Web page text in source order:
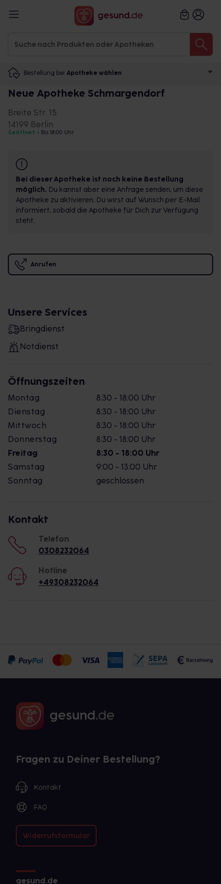
Bestellung bei Apotheke wählen
Neue Apotheke Schmargendorf
Breite Str. 15
14199 Berlin
Geöffnet • Bis 18:00 Uhr
Bei dieser Apotheke ist noch keine Bestellung
möglich. Du kannst aber eine Anfrage senden, um diese
Apotheke zu aktivieren. Du wirst auf Wunsch per E-Mail
informiert, sobald die Apotheke für Dich zur Verfügung
steht.
Anrufen
Unsere Services
Bringdienst
Notdienst
Öffnungszeiten
Montag
8:30 - 18:00 Uhr
Dienstag
8:30 - 18:00 Uhr
Mittwoch
8:30 - 18:00 Uhr
Donnerstag
8:30 - 18:00 Uhr
Freitag
8:30 - 18:00 Uhr
Samstag
9:00 - 13:00 Uhr
Sonntag
geschlossen
Kontakt
Telefon
0308232064
Hotline
+49308232064
Fragen zu Deiner Bestellung?
Kontakt
FAQ
Widerrufsformular
gesund.de